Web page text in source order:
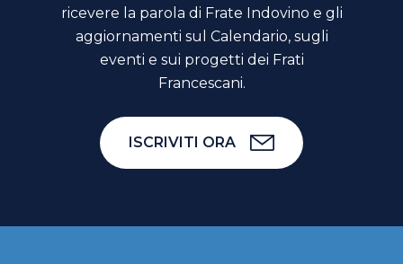
ricevere la parola di Frate Indovino e gli
aggiornamenti sul Calendario, sugli
eventi e sui progetti dei Frati
Francescani.
ISCRIVITI ORA